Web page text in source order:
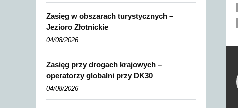
Zasięg w obszarach turystycznych –
Jezioro Złotnickie
04/08/2026
Zasięg przy drogach krajowych –
operatorzy globalni przy DK30
04/08/2026